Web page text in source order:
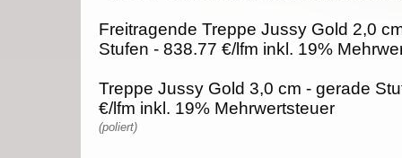
Freitragende Treppe Jussy Gold 2,0
Stufen - 838.77 €/lfm inkl. 19%
Treppe Jussy Gold 3,0 cm - gerade
€/lfm inkl. 19% Mehrwertsteuer
(poliert)